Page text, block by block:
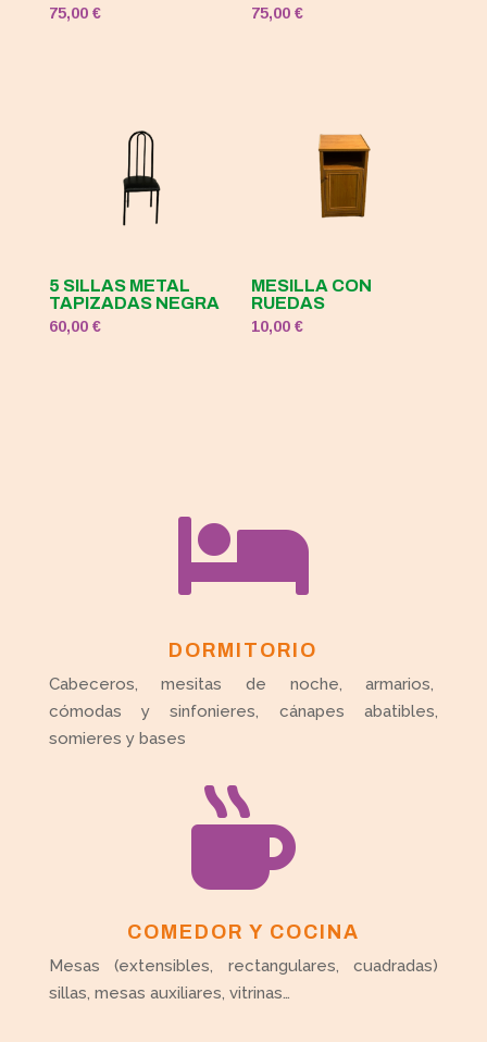
75,00 € 75,00€
5 SILLAS METAL
TAPIZADAS NEGRA
60,00 €
MESILLA CON
RUEDAS
10,00€

DORMITORIO
Cabeceros, mesitas de noche, armarios,
cómodas y sinfonieres, cánapes abatibles,
somieres y bases

COMEDOR Y COCINA
Mesas (extensibles, rectangulares, cuadradas)
sillas, mesas auxiliares, vitrinas…